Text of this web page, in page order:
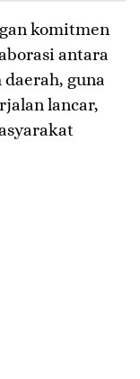
komitmen
antara
guna
lancar,